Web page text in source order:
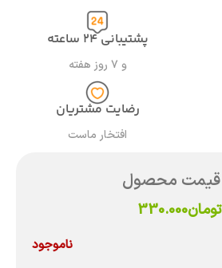
پشتیبانی ۲۴ ساعته
و ۷ روز هفته
رضایت مشتریان
افتخار ماست
قیمت محصول
تومان330.000
ناموجود